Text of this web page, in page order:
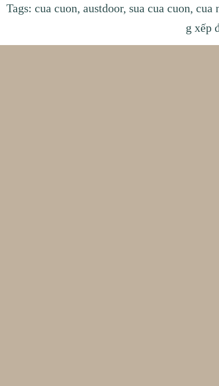
Tags: cua cuon, austdoor, sua cua cuon, cua
g xếp